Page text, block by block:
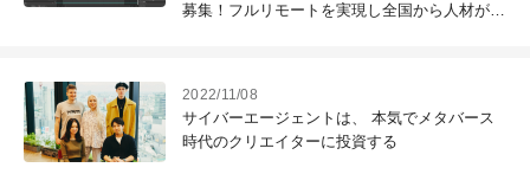
募集！フルリモートを実現し全国から人材が集
2022/11/08
サイバーエージェントは、 本気でメタバース
時代のクリエイターに投資する